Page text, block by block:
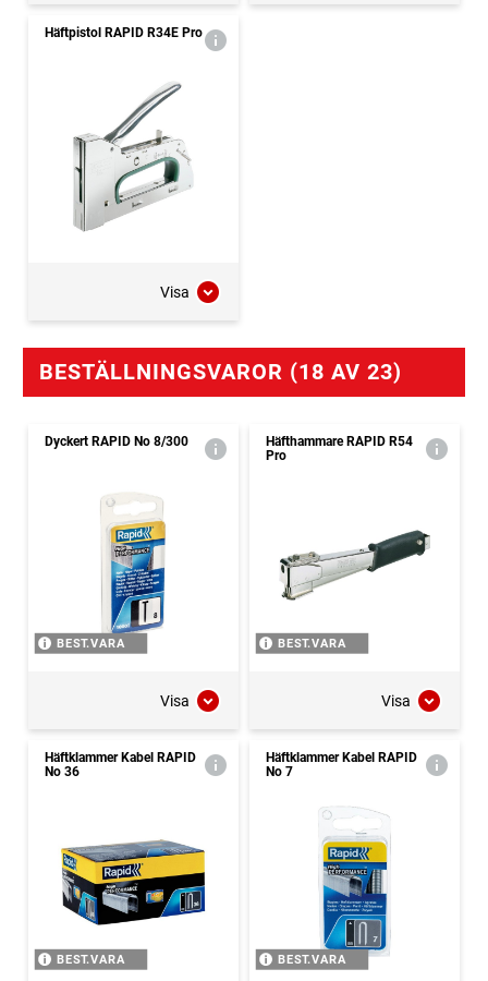
Häftpistol RAPID R34E Pro
Visa
BESTÄLLNINGSVAROR (18 AV 23)
Dyckert RAPID No 8/300
BEST.VARA
Visa
Häfthammare RAPID R54
Pro
BEST.VARA
Visa
Häftklammer Kabel RAPID
No 36
BEST.VARA
Häftklammer Kabel RAPID
No 7
BEST.VARA